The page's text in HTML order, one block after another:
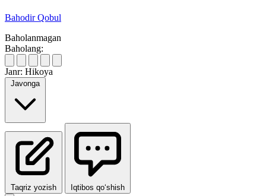
Bahodir Qobul
Baholanmagan
Baholang:
Janr: Hikoya
Javonga
Taqriz yozish Iqtibos qo‘shish